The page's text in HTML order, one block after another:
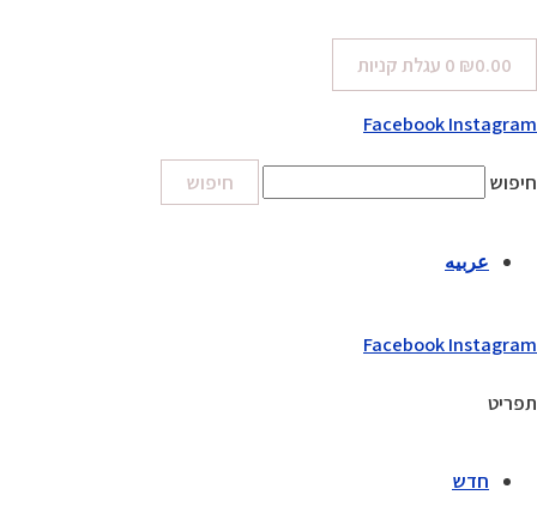
₪0.00
0 עגלת קניות
FacebookInstagram
חיפוש חיפוש
عربيه
FacebookInstagram
תפריט
חדש